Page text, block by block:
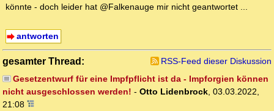
könnte - doch leider hat @Falkenauge mir nicht geantwortet ...
antworten
gesamter Thread:
RSS-Feed dieser Diskussion
Gesetzentwurf für eine Impfpflicht ist da - Impforgien können
nicht ausgeschlossen werden! - Otto Lidenbrock, 03.03.2022,
21:08